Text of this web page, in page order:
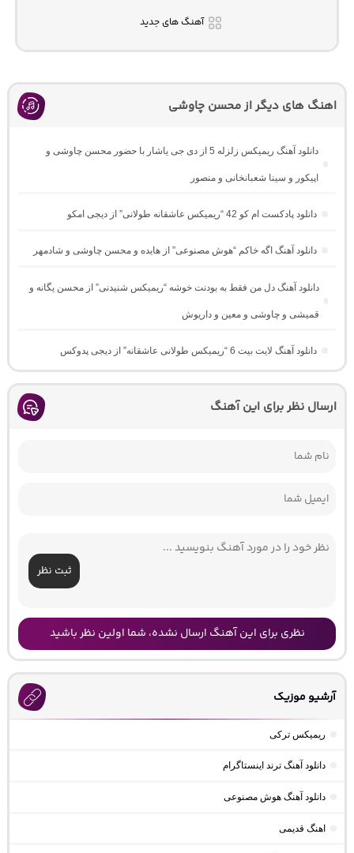
آهنگ های جدید
اهنگ های دیگر از محسن چاوشی
دانلود آهنگ ریمیکس زلزله 5 از دی جی یاشار با حضور محسن چاوشی و
اپیکور و سینا شعبانخانی و منصور
دانلود پادکست ام کو 42 “ریمیکس عاشقانه طولانی” از دیجی امکو
دانلود آهنگ اگه خاکم “هوش مصنوعی” از هایده و محسن چاوشی و شادمهر
دانلود آهنگ دل من فقط به بودنت خوشه “ریمیکس شنیدنی” از محسن یگانه و
قمیشی و چاوشی و معین و داریوش
دانلود آهنگ لایت بیت 6 “ریمیکس طولانی عاشقانه” از دیجی پدوکس
ارسال نظر برای این آهنگ
ثبت نظر
نظری برای این آهنگ ارسال نشده، شما اولین نظر باشید
آرشیو موزیک
ریمیکس ترکی
دانلود آهنگ ترند اینستاگرام
دانلود آهنگ هوش مصنوعی
اهنگ قدیمی